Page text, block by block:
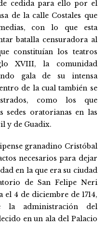
cedida para ello por el
de la calle Costales que
con lo que esta
batalla censuradora al
constituían los teatros
XVIII, la comunidad
gala de su intensa
de la cual también se
como los que
sedes oratorianas en las
y de Guadix.
granadino Cristóbal
necesarios para dejar
en la que era su ciudad
de San Felipe Neri
el 4 de diciembre de 1714,
la administración del
en un ala del Palacio